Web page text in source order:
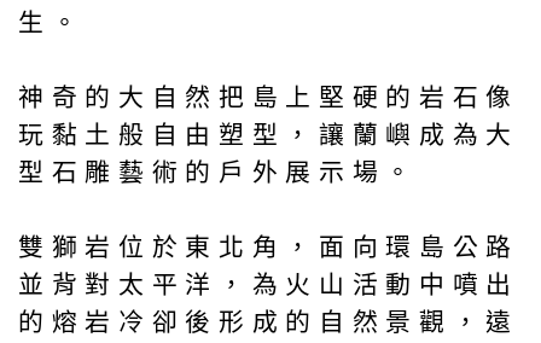
生。
神奇的大自然把島上堅硬的岩石像
玩黏土般自由塑型，讓蘭嶼成為大
型石雕藝術的戶外展示場。
雙獅岩位於東北角，面向環島公路
並背對太平洋，為火山活動中噴出
的熔岩冷卻後形成的自然景觀，遠